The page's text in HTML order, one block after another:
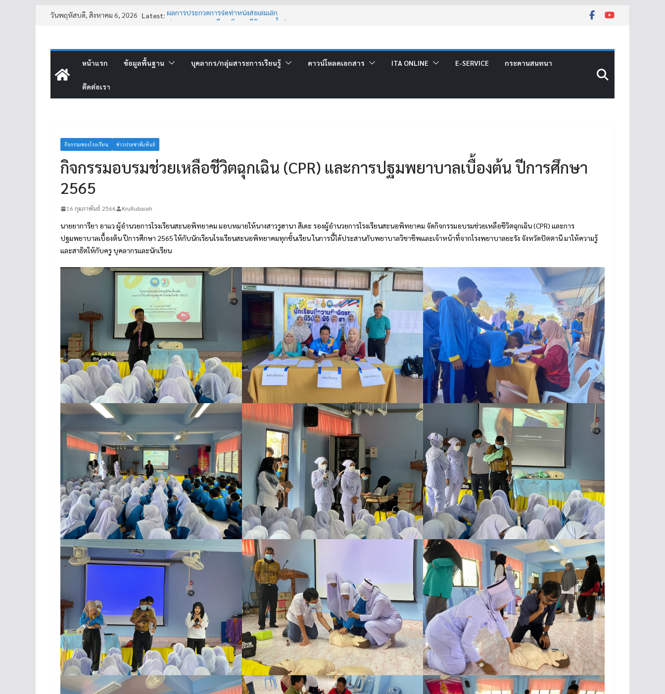
วันพฤหัสบดี, สิงหาคม 6, 2026 Latest: ผลการประกวดการจัดทำหนังสือเล่มเล็ก
หน้าแรก
ข้อมูลพื้นฐาน บุคลากร/กลุ่มสาระการเรียนรู้ ดาวน์โหลดเอกสาร ITA ONLINE E-SERVICE กระดานสนทนา
ติดต่อเรา
กิจกรรมของโรงเรียน ข่าวประชาสัมพันธ์
กิจกรรมอบรมช่วยเหลือชีวิตฉุกเฉิน (CPR) และการปฐมพยาบาลเบื้องต้น ปีการศึกษา
2565
16 กุมภาพันธ์ 2566 KruRubaiah
นายยาการียา อาแว ผู้อำนวยการโรงเรียนสะนอพิทยาคม มอบหมายให้นางสาวรูฮานา สีเดะ รองผู้อำนวยการโรงเรียนสะนอพิทยาคม จัดกิจกรรมอบรมช่วยเหลือชีวิตฉุกเฉิน (CPR) และการ
ปฐมพยาบาลเบื้องต้น ปีการศึกษา 2565 ให้กับนักเรียนโรงเรียนสะนอพิทยาคมทุกชั้นเรียน ในการนี้ได้ประสานกับพยาบาลวิชาชีพและเจ้าหน้าที่จากโรงพยาบาลยะรัง จังหวัดปัตตานี มาให้ความรู้
และสาธิตให้กับครู บุคลากรและนักเรียน